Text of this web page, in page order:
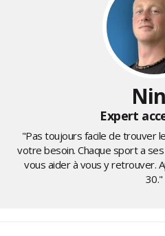
Expert
"Pas toujours facile de trouver
votre besoin. Chaque sport a
vous aider à vous y retrouver.
30."